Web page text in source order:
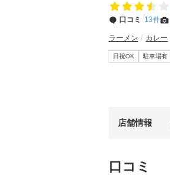
口コミ 13件
ラーメン カレー
日祝OK 駐車場有
店舗情報
口コミ